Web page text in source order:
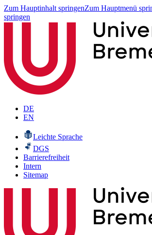
Zum Hauptinhalt springenZum Hauptmenü
springen
DE
EN
Leichte Sprache
DGS
Barrierefreiheit
Intern
Sitemap